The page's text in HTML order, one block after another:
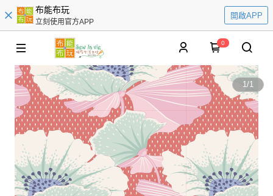
布能布玩
立刻使用官方APP
開啟APP
0
1/1